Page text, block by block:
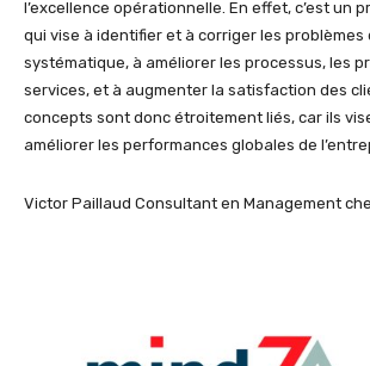
l’excellence opérationnelle. En effet, c’est un
qui vise à identifier et à corriger les problèmes
systématique, à améliorer les processus, les
services, et à augmenter la satisfaction des
concepts sont donc étroitement liés, car ils
améliorer les performances globales de
Victor Paillaud Consultant en Management